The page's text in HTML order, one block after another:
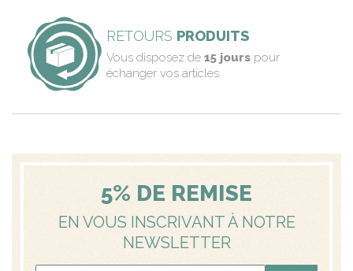
RETOURS PRODUITS
Vous disposez de 15 jourspour
échanger vos articles
5% DE REMISE
EN VOUS INSCRIVANT À NOTRE
NEWSLETTER